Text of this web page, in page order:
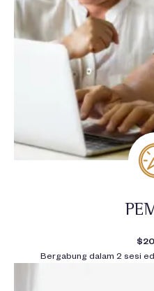
Bergabung dalam 2 sesi